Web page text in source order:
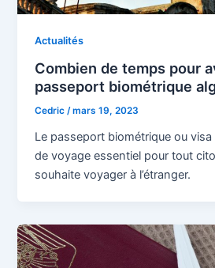
Actualités
Combien de temps pour
passeport biométrique
Cedric/mars 19, 2023
Le passeport biométrique ou
de voyage essentiel pour tout
souhaite voyager à l’étranger.